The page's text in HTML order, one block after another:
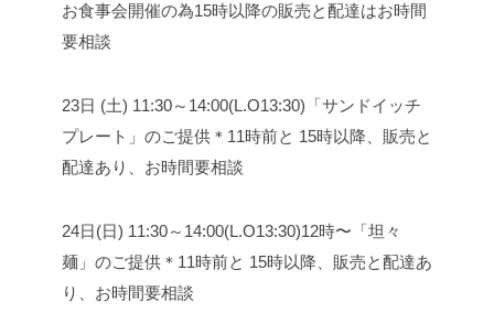
お食事会開催の為15時以降の販売と配達はお時間
要相談
23日 (土) 11:30～14:00(L.O13:30) 「サンドイッチ
プレート」のご提供 ＊11時前と 15時以降、販売と
配達あり、お時間要相談
24日(日) 11:30～14:00(L.O13:30)12時〜「坦々
麺」のご提供 ＊11時前と 15時以降、販売と配達あ
り、お時間要相談